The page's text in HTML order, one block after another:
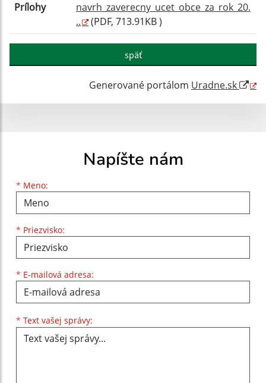
Prílohy
navrh_zaverecny_ucet_obce_za_rok_20.
..
(PDF, 713.91KB )
späť
Generované portálom Uradne.sk
Napíšte nám
* Meno:
Meno
* Priezvisko:
Priezvisko
* E-mailová adresa:
E-mailová adresa
* Text vašej správy: